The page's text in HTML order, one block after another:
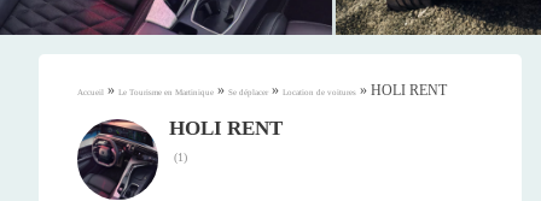
Accueil » Le Tourisme en Martinique » Se déplacer » Location de voitures » HOLI RENT
HOLI RENT
(1)